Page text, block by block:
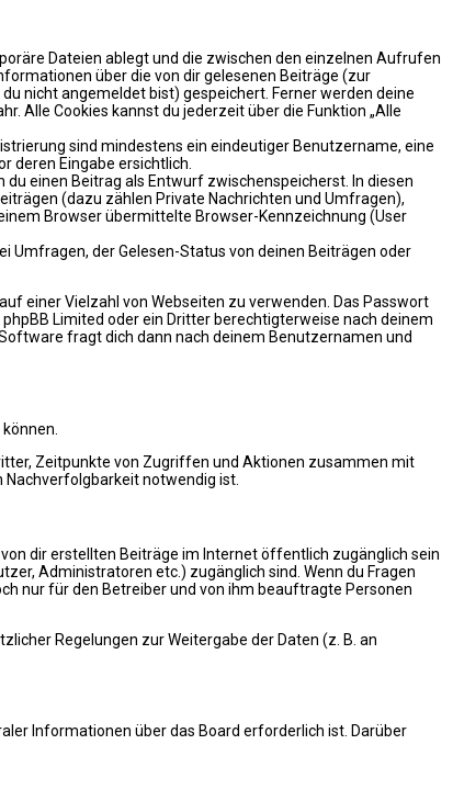
Dateien ablegt und die zwischen den einzelnen Aufrufen
über die von dir gelesenen Beiträge (zur
nicht angemeldet bist) gespeichert. Ferner werden deine
Alle Cookies kannst du jederzeit über die Funktion „Alle
sind mindestens ein eindeutiger Benutzername, eine
deren Eingabe ersichtlich.
einen Beitrag als Entwurf zwischenspeicherst. In diesen
(dazu zählen Private Nachrichten und Umfragen),
Browser übermittelte Browser-Kennzeichnung (User
Umfragen, der Gelesen-Status von deinen Beiträgen oder
einer Vielzahl von Webseiten zu verwenden. Das Passwort
Limited oder ein Dritter berechtigterweise nach deinem
fragt dich dann nach deinem Benutzernamen und
Zeitpunkte von Zugriffen und Aktionen zusammen mit
notwendig ist.
dir erstellten Beiträge im Internet öffentlich zugänglich sein
Administratoren etc.) zugänglich sind. Wenn du Fragen
nur für den Betreiber und von ihm beauftragte Personen
Regelungen zur Weitergabe der Daten (z. B. an
Informationen über das Board erforderlich ist. Darüber